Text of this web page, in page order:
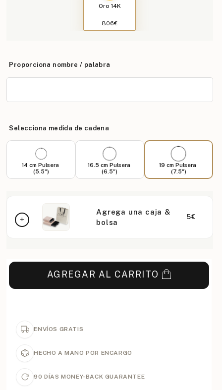
Oro 14K
806€
Proporciona nombre / palabra
Selecciona medida de cadena
14 cm Pulsera
(5.5")
16.5 cm Pulsera
(6.5")
19 cm Pulsera
(7.5")
Agrega una caja &
bolsa
5€
AGREGAR AL CARRITO
ENVÍOS GRATIS
HECHO A MANO POR ENCARGO
90 DÍAS MONEY-BACK GUARANTEE